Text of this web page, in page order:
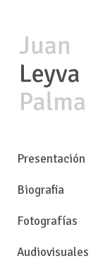
Presentación
Biografia
Fotografías
Audiovisuales